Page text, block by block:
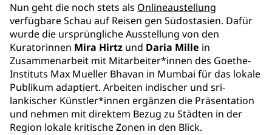
Nun geht die noch stets als Onlineaustellung
verfügbare Schau auf Reisen gen Südostasien. Dafür
wurde die ursprüngliche Ausstellung von den
Kuratorinnen Mira Hirtz und Daria Mille in
Zusammenarbeit mit Mitarbeiter*innen des Goethe-
Instituts Max Mueller Bhavan in Mumbai für das lokale
Publikum adaptiert. Arbeiten indischer und sri-
lankischer Künstler*innen ergänzen die Präsentation
und nehmen mit direktem Bezug zu Städten in der
Region lokale kritische Zonen in den Blick.